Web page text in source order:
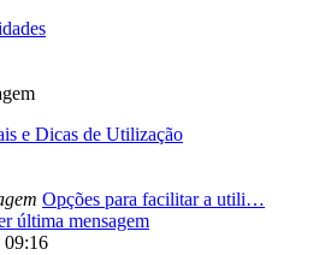
e Dicas de Utilização
Opções para facilitar a utili…
última mensagem
09:16